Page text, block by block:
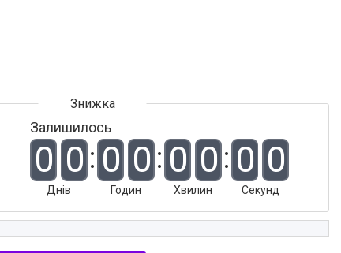
Залишилось
0 0
Днів
0 0
Годин
0 0
Хвилин
0 0
Секунд